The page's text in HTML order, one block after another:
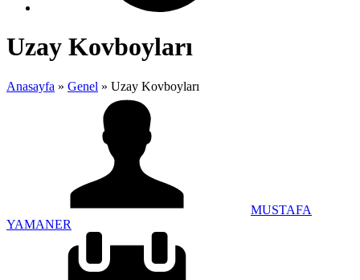
Uzay Kovboyları
Anasayfa » Genel » Uzay Kovboyları
MUSTAFA
YAMANER